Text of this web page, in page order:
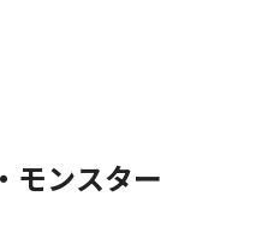
モンスター